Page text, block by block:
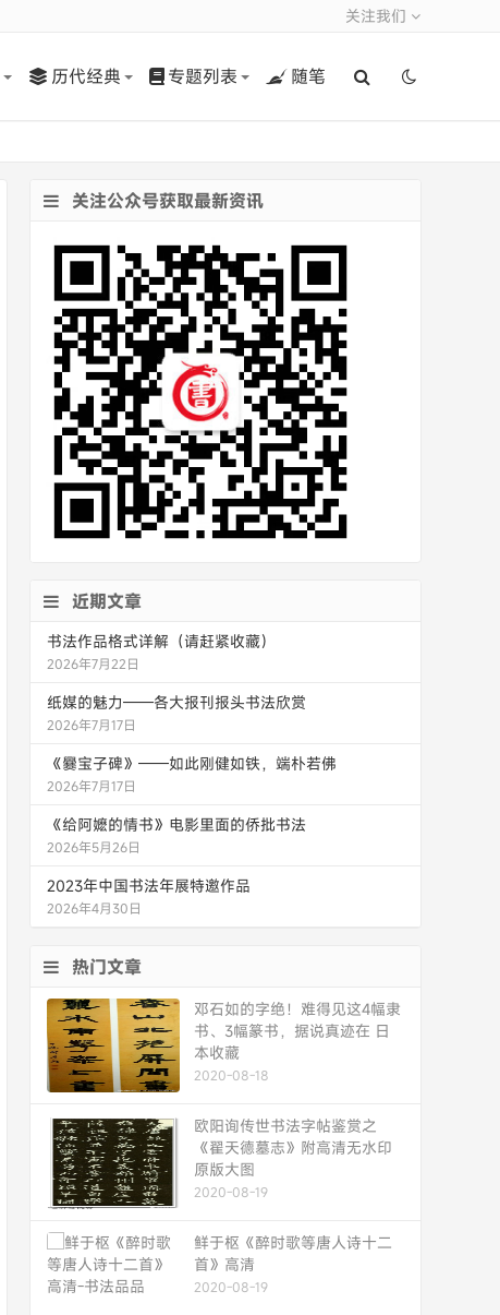
关注我们
历代经典 专题列表 随笔
关注公众号获取最新资讯
近期文章
书法作品格式详解（请赶紧收藏）
2026年7月22日
纸媒的魅力——各大报刊报头书法欣赏
2026年7月17日
《爨宝子碑》——如此刚健如铁，端朴若佛
2026年7月17日
《给阿嬷的情书》电影里面的侨批书法
2026年5月26日
2023年中国书法年展特邀作品
2026年4月30日
热门文章
邓石如的字绝！难得见这4幅隶
书、3幅篆书，据说真迹在 日
本收藏
2020-08-18
欧阳询传世书法字帖鉴赏之
《翟天德墓志》附高清无水印
原版大图
2020-08-19
鲜于枢《醉时歌等唐人诗十二
首》高清
2020-08-19